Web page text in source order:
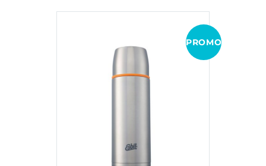
PROMOCJA!